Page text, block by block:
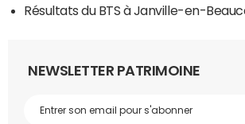
Résultats du BTS à Janville-en-
NEWSLETTER PATRIMOINE